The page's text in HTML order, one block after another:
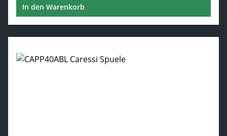
In den Warenkorb